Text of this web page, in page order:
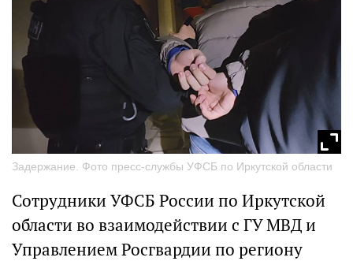
Задержание. Фото пресс-службы УФСБ по Иркутской области
Сотрудники УФСБ России по Иркутской
области во взаимодействии с ГУ МВД и
Управлением Росгвардии по региону